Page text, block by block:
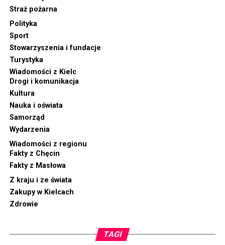
Straż pożarna
Polityka
Sport
Stowarzyszenia i fundacje
Turystyka
Wiadomości z Kielc
Drogi i komunikacja
Kultura
Nauka i oświata
Samorząd
Wydarzenia
Wiadomości z regionu
Fakty z Chęcin
Fakty z Masłowa
Z kraju i ze świata
Zakupy w Kielcach
Zdrowie
TAGI